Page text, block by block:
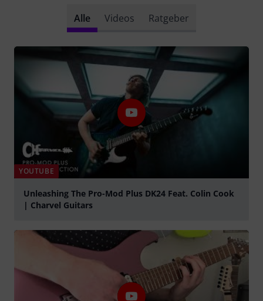
Alle Videos Ratgeber
YOUTUBE
Unleashing The Pro-Mod Plus DK24 Feat. Colin Cook
| Charvel Guitars